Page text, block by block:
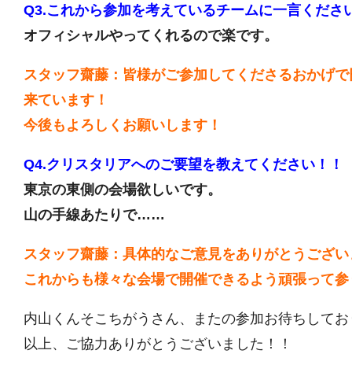
Q3.これから参加を考えているチームに一言くださ
オフィシャルやってくれるので楽です。
スタッフ齋藤：皆様がご参加してくださるおかげ
来ています！
今後もよろしくお願いします！
Q4.クリスタリアへのご要望を教えてください！！
東京の東側の会場欲しいです。
山の手線あたりで……
スタッフ齋藤：具体的なご意見をありがとうござ
これからも様々な会場で開催できるよう頑張って
内山くんそこちがうさん、またの参加お待ちして
以上、ご協力ありがとうございました！！